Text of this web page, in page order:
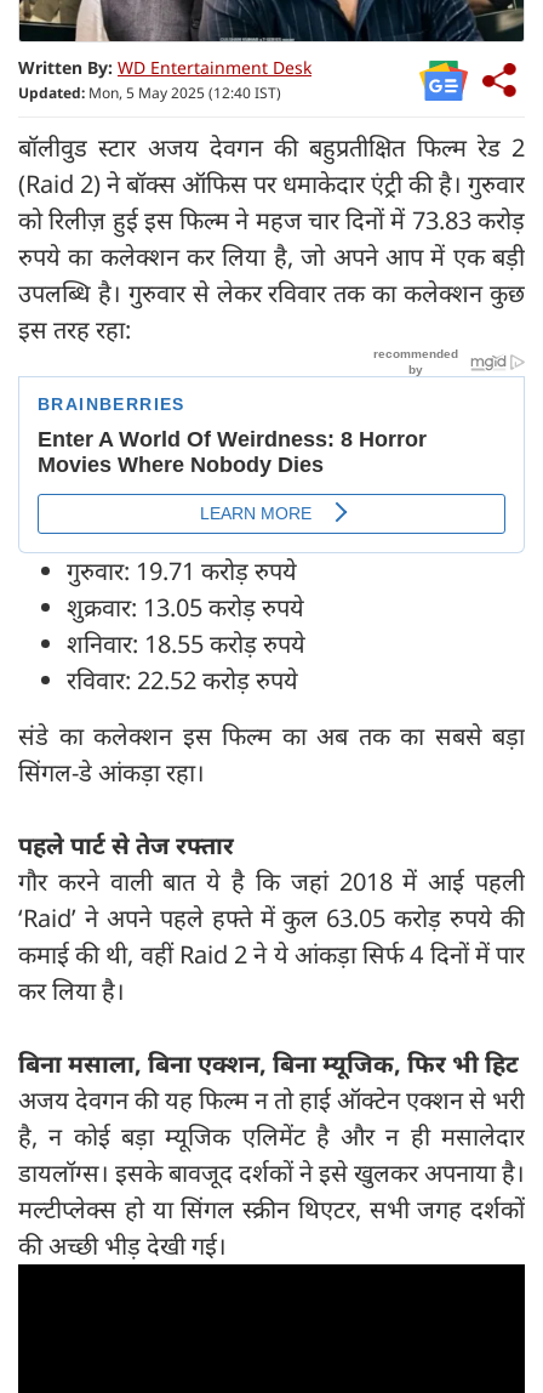
Written By: WD Entertainment Desk
Updated: Mon, 5 May 2025 (12:40 IST)
बॉलीवुड स्टार अजय देवगन की बहुप्रतीक्षित फिल्म रेड 2
(Raid 2) ने बॉक्स ऑफिस पर धमाकेदार एंट्री की है। गुरुवार
को रिलीज़ हुई इस फिल्म ने महज चार दिनों में 73.83 करोड़
रुपये का कलेक्शन कर लिया है, जो अपने आप में एक बड़ी
उपलब्धि है। गुरुवार से लेकर रविवार तक का कलेक्शन कुछ
इस तरह रहा:
गुरुवार: 19.71 करोड़ रुपये
शुक्रवार: 13.05 करोड़ रुपये
शनिवार: 18.55 करोड़ रुपये
रविवार: 22.52 करोड़ रुपये
संडे का कलेक्शन इस फिल्म का अब तक का सबसे बड़ा
सिंगल-डे आंकड़ा रहा।
पहले पार्ट से तेज रफ्तार
गौर करने वाली बात ये है कि जहां 2018 में आई पहली
‘Raid’ ने अपने पहले हफ्ते में कुल 63.05 करोड़ रुपये की
कमाई की थी, वहीं Raid 2 ने ये आंकड़ा सिर्फ 4 दिनों में पार
कर लिया है।
बिना मसाला, बिना एक्शन, बिना म्यूजिक, फिर भी हिट
अजय देवगन की यह फिल्म न तो हाई ऑक्टेन एक्शन से भरी
है, न कोई बड़ा म्यूजिक एलिमेंट है और न ही मसालेदार
डायलॉग्स। इसके बावजूद दर्शकों ने इसे खुलकर अपनाया है।
मल्टीप्लेक्स हो या सिंगल स्क्रीन थिएटर, सभी जगह दर्शकों
की अच्छी भीड़ देखी गई।